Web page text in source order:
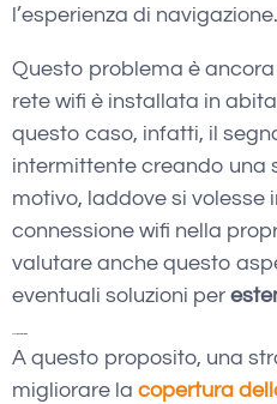
l’esperienza di navigazione.
Questo problema è
rete wifi è installata in
questo caso, infatti, il
intermittente creando una
motivo, laddove si volesse
connessione wifi nella
valutare anche questo
eventuali soluzioni per
A questo proposito, una
migliorare la copertura